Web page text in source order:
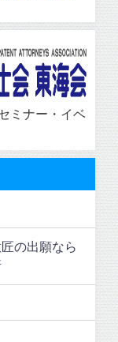
ミナー・イベ
の出願なら